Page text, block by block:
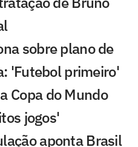
sobre plano de
'Futebol primeiro'
Copa do Mundo
jogos'
aponta Brasil